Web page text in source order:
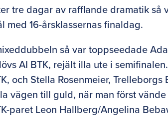
tre dagar av rafflande dramatik
med 16-årsklassernas finaldag.
så var toppseedade
AI BTK, rejält illa ute i
och Stella Rosenmeier,
vägen till guld, när man först
paret Leon Hallberg/Angelina